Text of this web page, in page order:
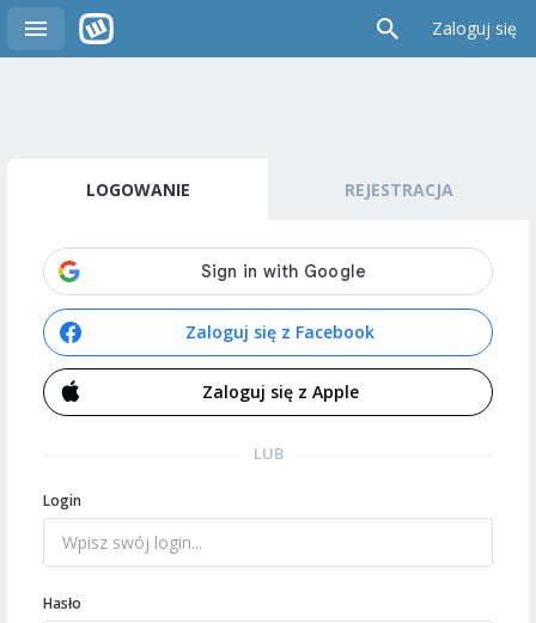
Zaloguj się
LOGOWANIE REJESTRACJA
Zaloguj się z Facebook
Zaloguj się z Apple
LUB
Login
Hasło